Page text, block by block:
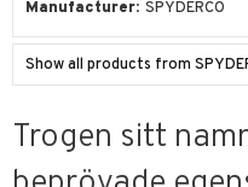
Manufacturer SPYDERCO
Show all products from
Trogen sitt